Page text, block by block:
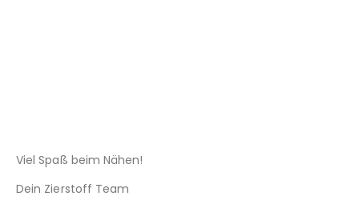
Viel Spaß beim Nähen!
Dein Zierstoff Team